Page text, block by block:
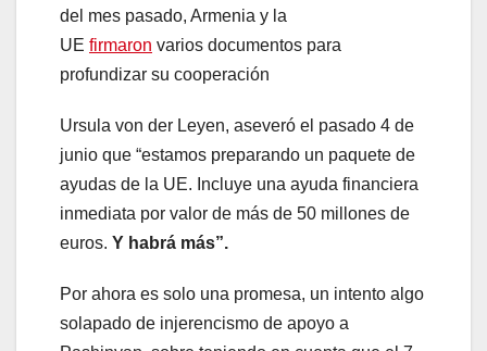
del mes pasado, Armenia y la
UE firmaron varios documentos para
profundizar su cooperación
Ursula von der Leyen, aseveró el pasado 4 de
junio que “estamos preparando un paquete de
ayudas de la UE. Incluye una ayuda financiera
inmediata por valor de más de 50 millones de
euros. Y habrá más”.
Por ahora es solo una promesa, un intento algo
solapado de injerencismo de apoyo a